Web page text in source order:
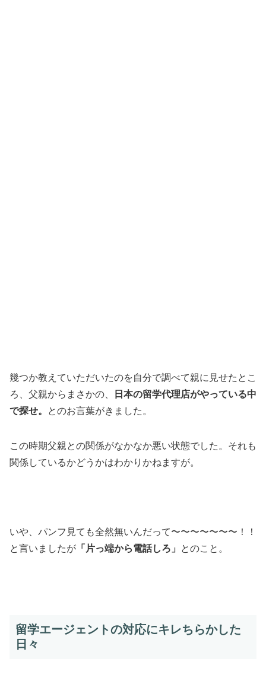
幾つか教えていただいたのを自分で調べて親に見せたとこ
ろ、父親からまさかの、
日本の留学代理店がやっている中
で探せ。
とのお言葉がきました。
この時期父親との関係がなかなか悪い状態でした。それも
関係しているかどうかはわかりかねますが。
いや、パンフ見ても全然無いんだって〜〜〜〜〜〜〜！！
と言いましたが 「片っ端から電話しろ」 とのこと。
留学エージェントの対応にキレちらかした
日々